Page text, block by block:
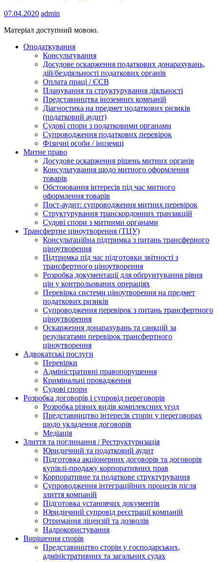
07.04.2020 admin
Матеріал доступний мовою.
Оподаткування
Консультування
Досудове оскарження податкових донарахувань,
дій/бездіяльності податкових органів
Оплата праці / ЄСВ
Планування та структурування діяльності
Представництва іноземних компаній
Діагностика на предмет податкових ризиків
(податковий аудит)
Судові спори з податковими органами
Супроводження податкових перевірок
Фізичні особи / іноземці
Митне право
Досудове оскарження рішень митних органів
Консультування щодо митного оформлення
товарів
Обстоювання інтересів під час митного
оформлення товарів
Пост-аудит: супроводження митних перевірок
Структурування транскордонних транзакцій
Судові спори з митними органами
Трансфертне ціноутворення (ТЦУ)
Консультаційна підтримка з питань трансферного
ціноутворення
Підтримка під час підготовки звітності з
трансфертного ціноутворення
Розробка документації для обґрунтування рівня
цін у контрольованих операціях
Перевірка системи ціноутворення на предмет
податкових ризиків
Супроводження перевірок з питань трансфертного
ціноутворення
Оскарження донарахувань та санкцій за
результатами перевірок трансфертного
ціноутворення
Адвокатські послуги
Перевірки
Адміністративні правопорушення
Кримінальні провадження
Судові спори
Розробка договорів і супровід переговорів
Розробка різних видів комплексних угод
Представництво інтересів сторін у переговорах
щодо укладення договорів
Медіація
Злиття та поглинання / Реструктуризація
Юридичний та податковий аудит
Підготовка акціонерних договорів та договорів
купівлі-продажу корпоративних прав
Корпоративне та податкове структурування
Супроводження інтеграційних процесів після
злиття компаній
Підготовка установчих документів
Юридичний супровід реєстрації компаній
Отримання ліцензій та дозволів
Надрокористування
Вирішення спорів
Представництво сторін у господарських,
адміністративних та загальних судах